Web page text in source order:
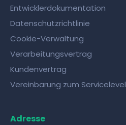
Entwicklerdokumentation
Datenschutzrichtlinie
Cookie-Verwaltung
Verarbeitungsvertrag
Kundenvertrag
Vereinbarung zum Servicelevel
Adresse